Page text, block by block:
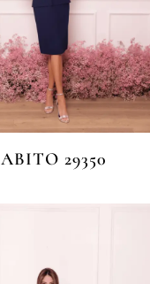
ABITO 29350